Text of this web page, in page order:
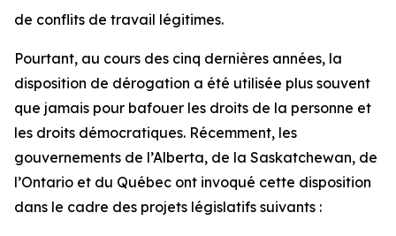
de conflits de travail légitimes.
Pourtant, au cours des cinq dernières années, la
disposition de dérogation a été utilisée plus souvent
que jamais pour bafouer les droits de la personne et
les droits démocratiques. Récemment, les
gouvernements de l’Alberta, de la Saskatchewan, de
l’Ontario et du Québec ont invoqué cette disposition
dans le cadre des projets législatifs suivants :